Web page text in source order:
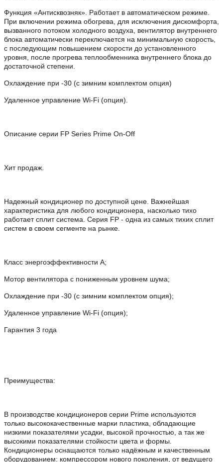
Функция «Антисквозняк». Работает в автоматическом режиме.
При включении режима обогрева, для исключения дискомфорта,
вызванного потоком холодного воздуха, вентилятор внутреннего
блока автоматически переключается на минимальную скорость,
с последующим повышением скорости до установленного
уровня, после прогрева теплообменника внутреннего блока до
достаточной степени.
Охлаждение при -30 (с зимним комплектом опция)
Удаленное управление Wi-Fi (опция).
Описание серии FP Series Prime On-Off
Хит продаж.
Надежный кондиционер по доступной цене. Важнейшая
характеристика для любого кондиционера, насколько тихо
работает сплит система. Серия FP - одна из самых тихих сплит
систем в своем сегменте на рынке.
Класс энергоэффективности A;
Мотор вентилятора с пониженным уровнем шума;
Охлаждение при -30 (с зимним комплектом опция);
Удаленное управление Wi-Fi (опция);
Гарантия 3 года
Преимущества:
В производстве кондиционеров серии Prime используются
только высококачественные марки пластика, обладающие
низкими показателями усадки, высокой прочностью, а так же
высокими показателями стойкости цвета и формы.
Кондиционеры оснащаются только надёжным и качественным
оборудованием: компрессором нового поколения, от ведущего